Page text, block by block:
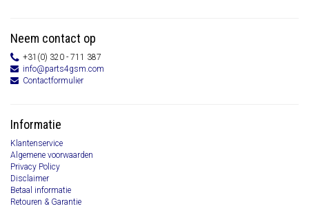
Neem contact op
+31(0) 320 - 711 387
info@parts4gsm.com
Contactformulier
Informatie
Klantenservice
Algemene voorwaarden
Privacy Policy
Disclaimer
Betaal informatie
Retouren & Garantie